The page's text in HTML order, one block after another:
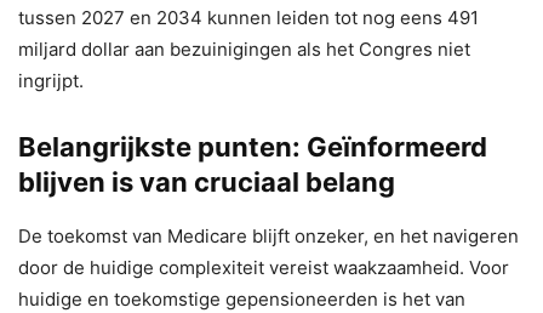
tussen 2027 en 2034 kunnen leiden tot nog eens 491
miljard dollar aan bezuinigingen als het Congres niet
ingrijpt.
Belangrijkste punten: Geïnformeerd
blijven is van cruciaal belang
De toekomst van Medicare blijft onzeker, en het navigeren
door de huidige complexiteit vereist waakzaamheid. Voor
huidige en toekomstige gepensioneerden is het van